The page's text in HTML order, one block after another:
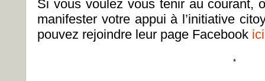
Si vous voulez vous tenir au courant,
manifester votre appui à l’initiative
pouvez rejoindre leur page Facebook ici
*